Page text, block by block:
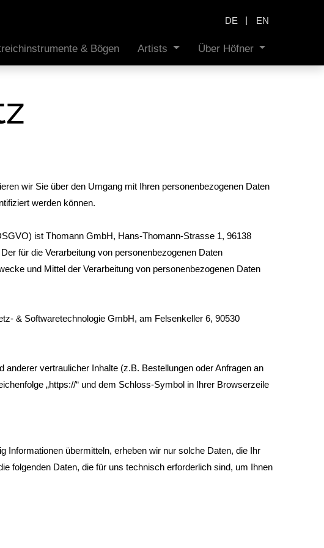
DE | EN
& Bögen Artists Über Höfner
wir Sie über den Umgang mit Ihren personenbezogenen Daten
werden können.
ist Thomann GmbH, Hans-Thomann-Strasse 1, 96138
für die Verarbeitung von personenbezogenen Daten
und Mittel der Verarbeitung von personenbezogenen Daten
& Softwaretechnologie GmbH, am Felsenkeller 6, 90530
vertraulicher Inhalte (z.B. Bestellungen oder Anfragen an
„https://“ und dem Schloss-Symbol in Ihrer Browserzeile
übermitteln, erheben wir nur solche Daten, die Ihr
folgenden Daten, die für uns technisch erforderlich sind, um Ihnen